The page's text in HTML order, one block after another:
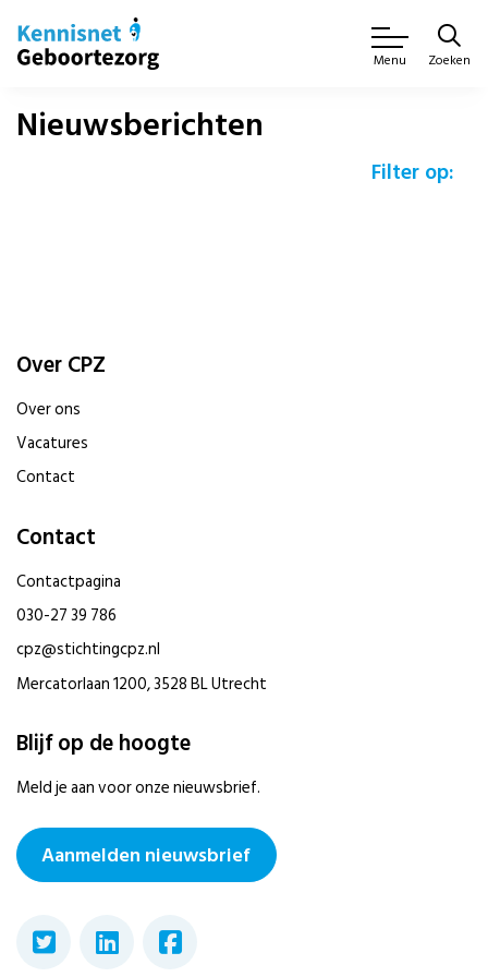
Menu Zoeken
Nieuwsberichten
Filter op:
Over CPZ
Over ons
Vacatures
Contact
Contact
Contactpagina
030-27 39 786
cpz@stichtingcpz.nl
Mercatorlaan 1200, 3528 BL Utrecht
Blijf op de hoogte
Meld je aan voor onze nieuwsbrief.
Aanmelden nieuwsbrief